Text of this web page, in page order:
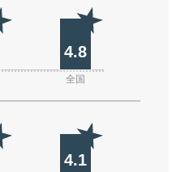
4.8
全国
4.1